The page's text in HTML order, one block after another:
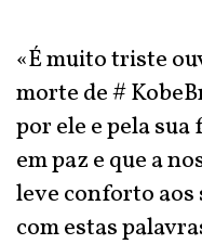
«É muito triste
morte de #
por ele e pela sua
em paz e que a
leve conforto aos
com estas